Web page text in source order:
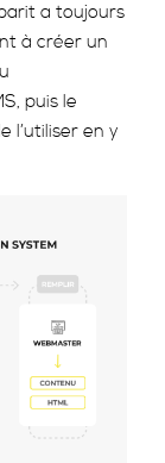
a toujours
à créer un
puis le
l’utiliser en y